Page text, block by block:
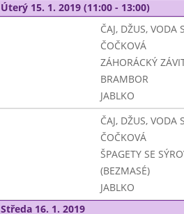
Úterý 15. 1. 2019 (11:00 - 13:00)
ČAJ, DŽUS, VODA
ČOČKOVÁ
ZÁHORÁCKÝ
BRAMBOR
JABLKO
ČAJ, DŽUS, VODA
ČOČKOVÁ
ŠPAGETY SE
(BEZMASÉ)
JABLKO
Středa 16. 1. 2019